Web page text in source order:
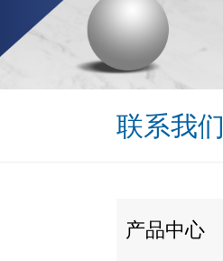
联系我们
产品中心